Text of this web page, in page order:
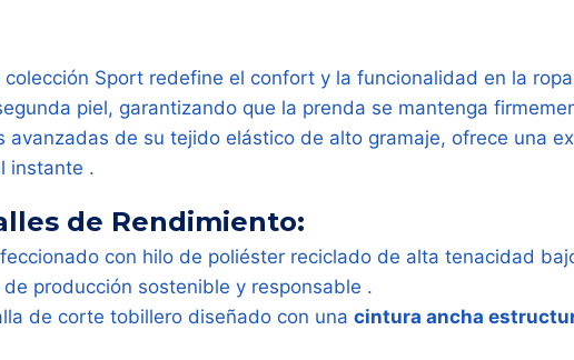
colección Sport redefine el confort y la funcionalidad en la
piel, garantizando que la prenda se mantenga
de su tejido elástico de alto gramaje, ofrece una
instante .
de Rendimiento:
con hilo de poliéster reciclado de alta tenacidad
producción sostenible y responsable .
de corte tobillero diseñado con una cintura ancha